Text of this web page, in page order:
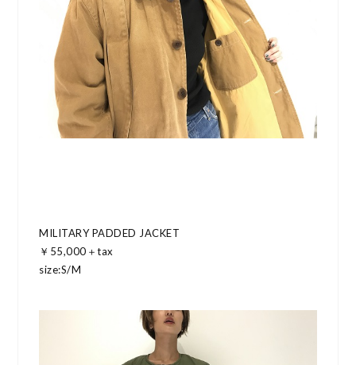
MILITARY PADDED JACKET
￥55,000＋tax
size:S/M